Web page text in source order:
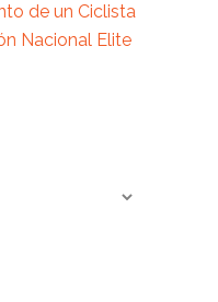
de un Ciclista
Nacional Elite